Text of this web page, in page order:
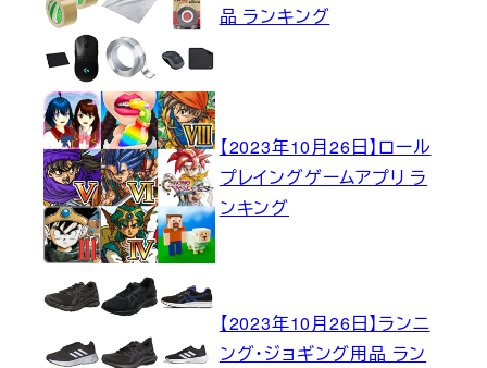
品 ランキング
【2023年10月26日】ロール
プレイングゲームアプリ ラ
ンキング
【2023年10月26日】ランニ
ング・ジョギング用品 ラン